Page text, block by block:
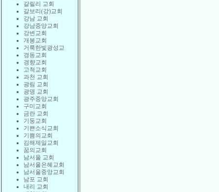
갈릴리 교회
갈보리(강)교회
강남 교회
강남중앙교회
강변교회
개봉교회
거룩한빛광성교
경동교회
경향교회
고척교회
과천 교회
광림 교회
광명 교회
광주중앙교회
구미교회
금란 교회
기둥교회
기쁜소식교회
기쁨의교회
김해제일교회
꿈의교회
남서울 교회
남서울은혜교회
남서울중앙교회
남포 교회
내리 교회